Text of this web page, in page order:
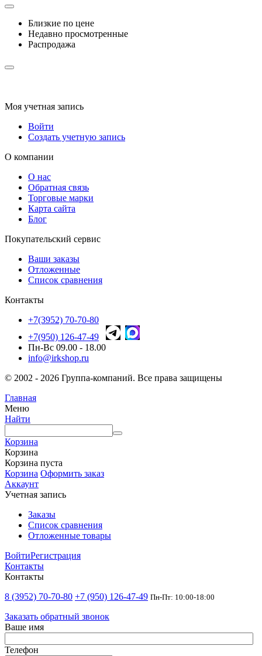
Близкие по цене
Недавно просмотренные
Распродажа
Моя учетная запись
Войти
Создать учетную запись
О компании
О нас
Обратная связь
Торговые марки
Карта сайта
Блог
Покупательский сервис
Ваши заказы
Отложенные
Список сравнения
Контакты
+7(3952) 70-70-80
+7(950) 126-47-49
Пн-Вс 09.00 - 18.00
info@irkshop.ru
© 2002 - 2026 Группа-компаний. Все права защищены
Главная
Меню
Найти
Корзина
Корзина
Корзина пуста
Корзина Оформить заказ
Аккаунт
Учетная запись
Заказы
Список сравнения
Отложенные товары
ВойтиРегистрация
Контакты
Контакты
8 (3952) 70-70-80 +7 (950) 126-47-49 Пн-Пт: 10:00-18:00
Заказать обратный звонок
Ваше имя
Телефон